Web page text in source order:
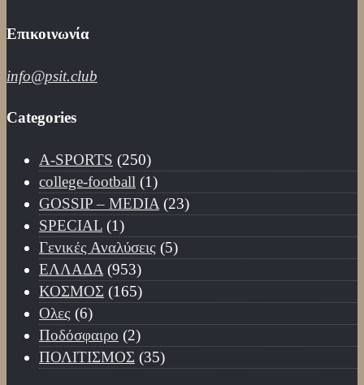
Επικοινωνία
info@psit.club
Categories
A-SPORTS (250)
college-football (1)
GOSSIP – ΜΕDIA (23)
SPECIAL (1)
Γενικές Αναλύσεις (5)
ΕΛΛΑΔΑ (953)
ΚΟΣΜΟΣ (165)
Ολες (6)
Ποδόσφαιρο (2)
ΠΟΛΙΤΙΣΜΟΣ (35)